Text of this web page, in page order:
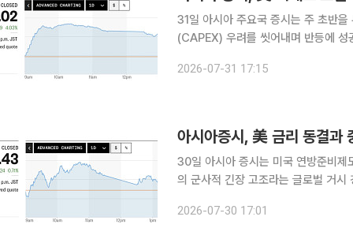
31일 아시아 주요국 증시는 주 초반
(CAPEX) 우려를 씻어내며 반등에 성공했다. 그동안 엔화 강세 압박과 중앙은행의
율로 점차 안정을 찾은 점이 주효했다
2026-07-31 17:15
아시아증시, 美 금리 동결
30일 아시아 증시는 미국 연방준비
의 군사적 긴장 고조라는 글로벌 거시 경
2026-07-30 17:01